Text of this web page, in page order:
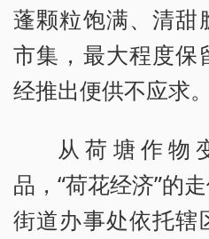
蓬颗粒饱满、清甜
市集，最大程度保
经推出便供不应求。
从荷塘作物
品，“荷花经济”的
街道办事处依托辖